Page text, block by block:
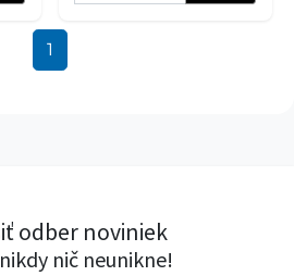
1
odber noviniek
nič neunikne!